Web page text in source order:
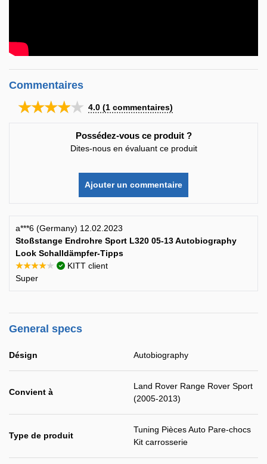
Commentaires
★★★★★ 4.0 (1 commentaires)
Possédez-vous ce produit ?
Dites-nous en évaluant ce produit
Ajouter un commentaire
a***6 (Germany) 12.02.2023
Stoßstange Endrohre Sport L320 05-13 Autobiography
Look Schalldämpfer-Tipps
★★★★★
KITT client
Super
General specs
Désign Autobiography
Convient à
Land Rover Range Rover Sport
(2005-2013)
Type de produit
Tuning Pièces Auto Pare-chocs
Kit carrosserie